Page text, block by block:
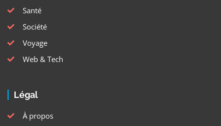
Santé
Société
Voyage
Web & Tech
Légal
À propos